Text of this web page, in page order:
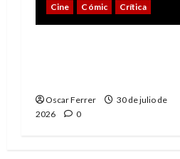
Cine Cómic Crítica
Oscar Ferrer
30 de julio de
2026
0